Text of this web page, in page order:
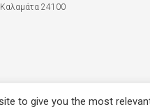
24100
to give you the most